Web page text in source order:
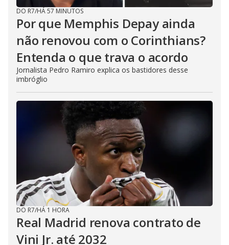
DO R7/HÁ 57 MINUTOS
Por que Memphis Depay ainda
não renovou com o Corinthians?
Entenda o que trava o acordo
Jornalista Pedro Ramiro explica os bastidores desse
imbróglio
DO R7/HÁ 1 HORA
Real Madrid renova contrato de
Vini Jr. até 2032